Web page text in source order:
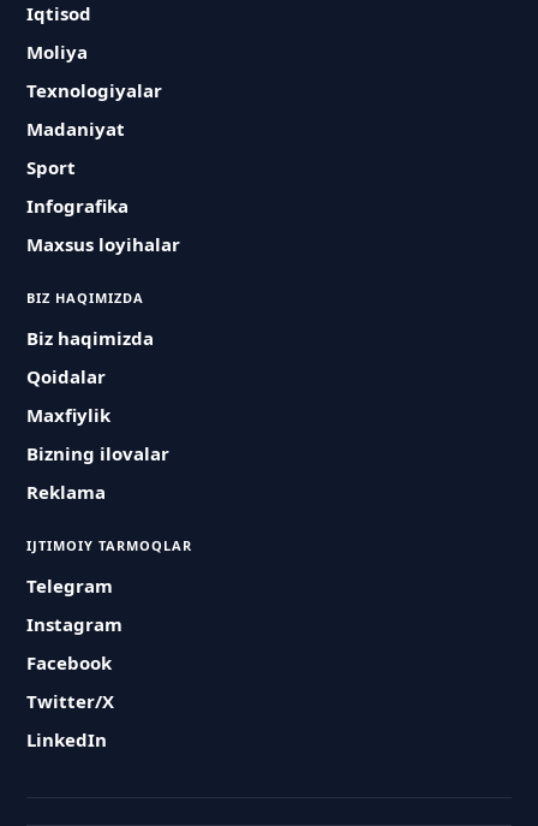
Iqtisod
Moliya
Texnologiyalar
Madaniyat
Sport
Infografika
Maxsus loyihalar
BIZ HAQIMIZDA
Biz haqimizda
Qoidalar
Maxfiylik
Bizning ilovalar
Reklama
IJTIMOIY TARMOQLAR
Telegram
Instagram
Facebook
Twitter/X
LinkedIn